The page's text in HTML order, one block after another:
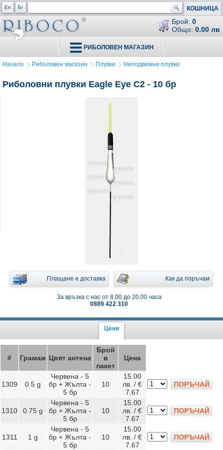
En Бг КОШНИЦА
Брой: 0
Общо: 0.00 лв
РИБОЛОВЕН МАГАЗИН
Начало Риболовен магазин Плувки Неподвижни плувки
Риболовни плувки Eagle Eye C2 - 10 бр
Плащане и доставка Как да поръчам
За връзка с нас от 8.00 до 20.00 часа
0889 422 310
Цени
# Грамаж Цвят антена
Брой
в
пакет
Цена
1309 0.5 g
Червена - 5
бр + Жълта -
5 бр
10
15.00
лв. / €
7.67
ПОРЪЧАЙ
1310 0.75 g
Червена - 5
бр + Жълта -
5 бр
10
15.00
лв. / €
7.67
ПОРЪЧАЙ
1311 1 g
Червена - 5
бр + Жълта -
5 бр
10
15.00
лв. / €
7.67
ПОРЪЧАЙ